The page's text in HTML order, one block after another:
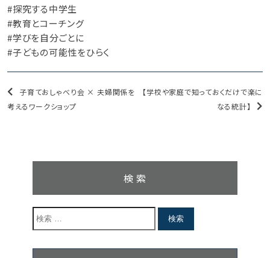
#探究する中学生
#教育とコーチング
#学びを自分ごとに
#子どもの可能性をひらく
子育ておしゃべり会 × 夫婦関係を
考えるワークショップ
【学校や家庭で知っておくだけで楽に
なる統計】
検 索